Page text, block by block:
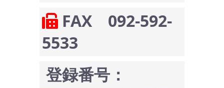
FAX 092-592-
5533
登録番号：